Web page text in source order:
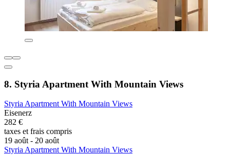
8. Styria Apartment With Mountain Views
Styria Apartment With Mountain Views
Eisenerz
282 €
taxes et frais compris
19 août - 20 août
Styria Apartment With Mountain Views